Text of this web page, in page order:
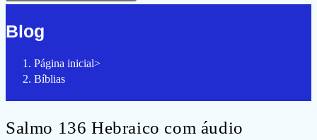
site
site
Blog
Página inicial>
Bíblias
Salmo 136 Hebraico com áudio